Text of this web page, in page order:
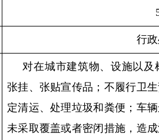
行
对在城市建筑物、设施以
张挂、张贴宣传品；不履行卫
定清运、处理垃圾和粪便；车
未采取覆盖或者密闭措施，造